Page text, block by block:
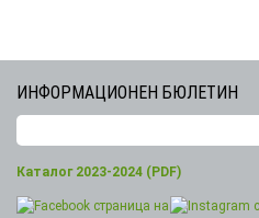
ИНФОРМАЦИОНЕН БЮЛЕТИН
Каталог 2023-2024 (PDF)